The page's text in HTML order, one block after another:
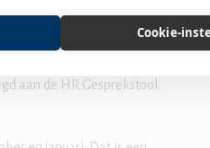
Cookie-
slaan op iedere
aan de HR Gesprekstool.